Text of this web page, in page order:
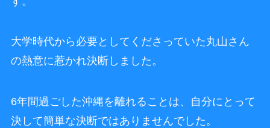
大学時代から必要としてくださっていた丸山さん
の熱意に惹かれ決断しました。
6年間過ごした沖縄を離れることは、自分にとって
決して簡単な決断ではありませんでした。